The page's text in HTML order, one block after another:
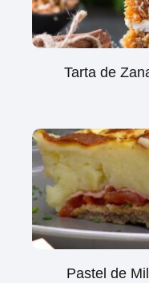
Tarta de
Pastel de